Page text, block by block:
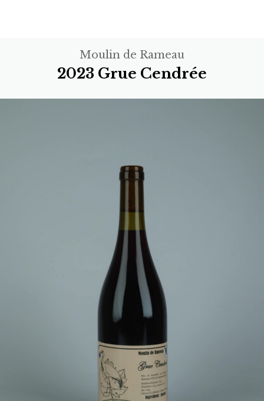
Moulin de Rameau
2023 Grue Cendrée